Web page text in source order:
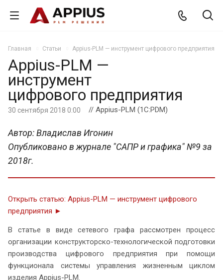
Главная Статьи Appius-PLM — инструмент цифрового предприятия
Appius-PLM —
инструмент
цифрового предприятия
30 сентября 2018 0:00 // Appius-PLM (1C:PDM)
Автор: Владислав Игонин
Опубликовано в журнале "САПР и графика" №9 за
2018г.
Открыть статью: Appius-PLM — инструмент цифрового
предприятия ►
В статье в виде сетевого графа рассмотрен процесс
организации конструкторско-технологической подготовки
производства цифрового предприятия при помощи
функционала системы управления жизненным циклом
изделия Appius-PLM.